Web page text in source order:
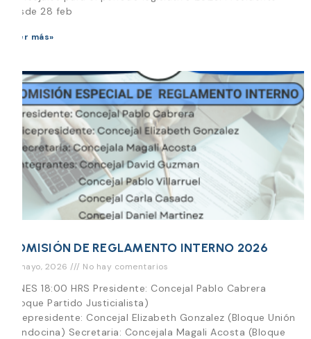
desde 28 feb
Leer más»
COMISIÓN DE REGLAMENTO INTERNO 2026
12 mayo, 2026 No hay comentarios
LUNES 18:00 HRS Presidente: Concejal Pablo Cabrera
(Bloque Partido Justicialista)
Vicepresidente: Concejal Elizabeth Gonzalez (Bloque Unión
Mendocina) Secretaria: Concejala Magali Acosta (Bloque